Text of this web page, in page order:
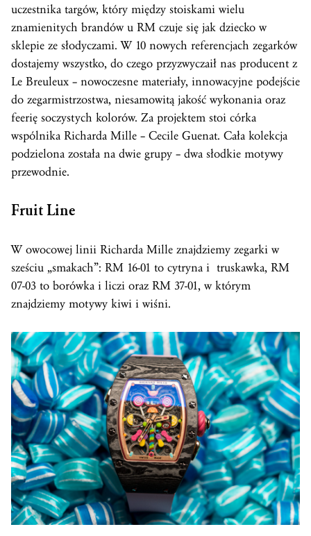
uczestnika targów, który między stoiskami wielu
znamienitych brandów u RM czuje się jak dziecko w
sklepie ze słodyczami. W 10 nowych referencjach zegarków
dostajemy wszystko, do czego przyzwyczaił nas producent z
Le Breuleux – nowoczesne materiały, innowacyjne podejście
do zegarmistrzostwa, niesamowitą jakość wykonania oraz
feerię soczystych kolorów. Za projektem stoi córka
wspólnika Richarda Mille – Cecile Guenat. Cała kolekcja
podzielona została na dwie grupy – dwa słodkie motywy
przewodnie.
Fruit Line
W owocowej linii Richarda Mille znajdziemy zegarki w
sześciu „smakach”: RM 16-01 to cytryna i truskawka, RM
07-03 to borówka i liczi oraz RM 37-01, w którym
znajdziemy motywy kiwi i wiśni.